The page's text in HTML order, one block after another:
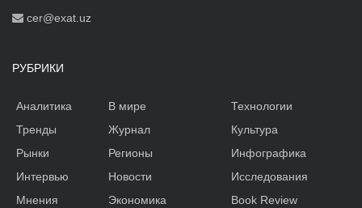
cer@exat.uz
РУБРИКИ
Аналитика
Тренды
Рынки
Интервью
Мнения
В мире
Журнал
Регионы
Новости
Экономика
Технологии
Культура
Инфографика
Исследования
Book Review